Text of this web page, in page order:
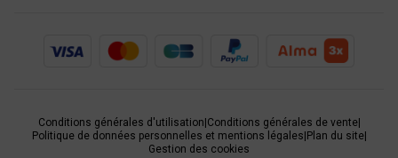
Conditions générales d'utilisation Conditions générales de vente|
Politique de données personnelles et mentions légales Plan du site|
Gestion des cookies